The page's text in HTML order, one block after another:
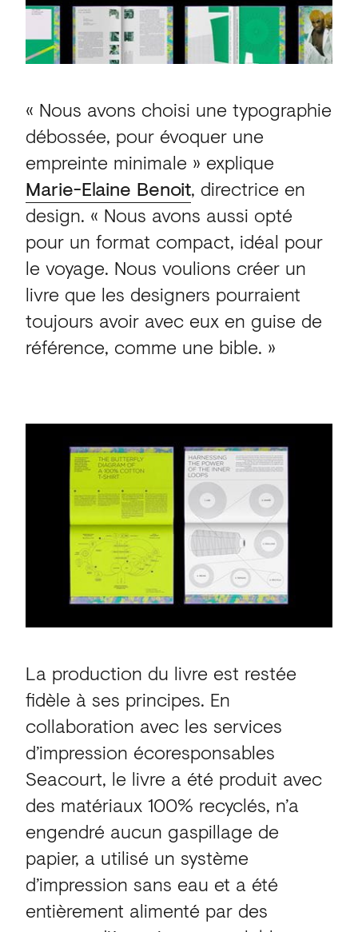
« Nous avons choisi une typographie
débossée, pour évoquer une
empreinte minimale » explique
Marie-Elaine Benoit, directrice en
design. « Nous avons aussi opté
pour un format compact, idéal pour
le voyage. Nous voulions créer un
livre que les designers pourraient
toujours avoir avec eux en guise de
référence, comme une bible. »
La production du livre est restée
fidèle à ses principes. En
collaboration avec les services
d’impression écoresponsables
Seacourt, le livre a été produit avec
des matériaux 100% recyclés, n’a
engendré aucun gaspillage de
papier, a utilisé un système
d’impression sans eau et a été
entièrement alimenté par des